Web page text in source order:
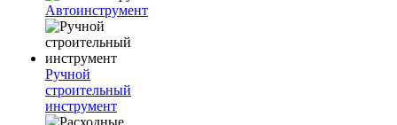
Автоинструмент
Ручной
строительный
инструмент